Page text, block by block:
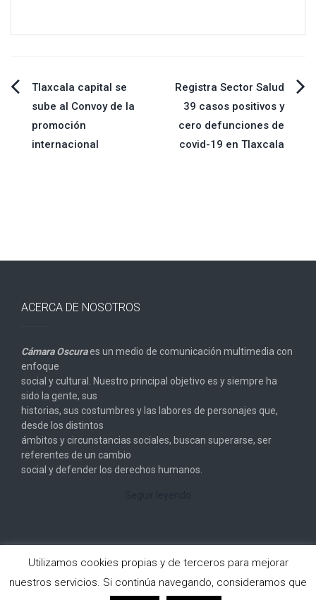
Navegación
de
Tlaxcala capital se
sube al Convoy de la
promoción
internacional
Registra Sector Salud
39 casos positivos y
cero defunciones de
covid-19 en Tlaxcala
ACERCA DE NOSOTROS
Cámara Oscuraes un medio de comunicación multimedia con
enfoque
social y cultural. Nuestro principal objetivo es y siempre ha
sido la gente, sus
historias, sus costumbres y las labores de personajes que,
desde los distintos
ámbitos y circunstancias sociales, buscan superarse, ser
referentes de un cambio
social y defender los derechos humanos.
Copyright © 2026Cámara Oscura. All rights reserved.
Utilizamos cookies propias y de terceros para mejorar
nuestros servicios. Si continúa navegando, consideramos que